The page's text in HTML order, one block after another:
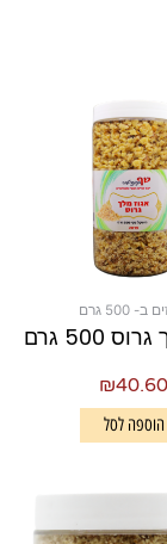
500 גרם
500 גרם
₪40.60
הוספה לסל